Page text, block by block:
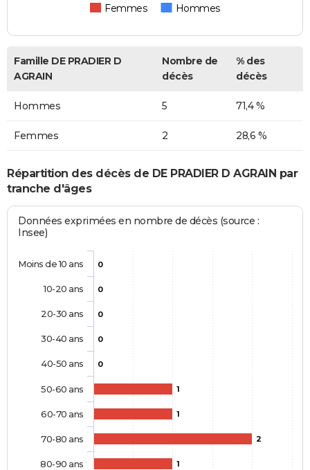
Femmes Hommes
Famille DE PRADIER D
AGRAIN
Nombre de
décès
% des
décès
Hommes 5 71,4 %
Femmes 2 28,6 %
Répartition des décès de DE PRADIER D AGRAIN par
tranche d'âges
Données exprimées en nombre de décès (source :
Insee)
0
0
0
0
0
1
1
2
1
Moins de 10 ans
10-20 ans
20-30 ans
30-40 ans
40-50 ans
50-60 ans
60-70 ans
70-80 ans
80-90 ans